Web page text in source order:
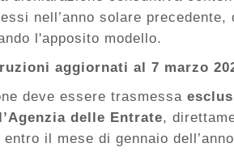
nell’anno solare
l'apposito modello.
aggiornati al 7 marzo
deve essere trasmessa
delle Entrate,
il mese di gennaio